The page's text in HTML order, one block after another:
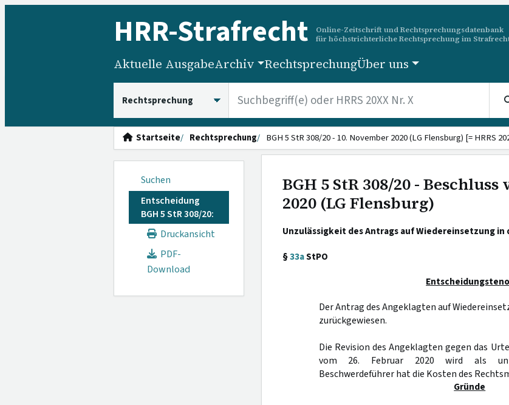
HRR-Strafrecht
Online-Zeitschrift und Rechtsprechungsdatenbank
für höchstrichterliche Rechtsprechung im
Aktuelle AusgabeArchiv RechtsprechungÜber uns
Startseite Rechtsprechung BGH 5 StR 308/20 - 10. November 2020 (LG Flensburg) [= HRRS
Suchen
Entscheidung
BGH 5 StR 308/20:
Druckansicht
PDF-
Download
BGH 5 StR 308/20 -
2020 (LG Flensburg)
Unzulässigkeit des Antrags auf Wiedereinsetzung in
§33aStPO
Der Antrag des Angeklagten auf
zurückgewiesen.
Die Revision des Angeklagten gegen das
vom 26. Februar 2020 wird als
Beschwerdeführer hat die Kosten des
Gründe